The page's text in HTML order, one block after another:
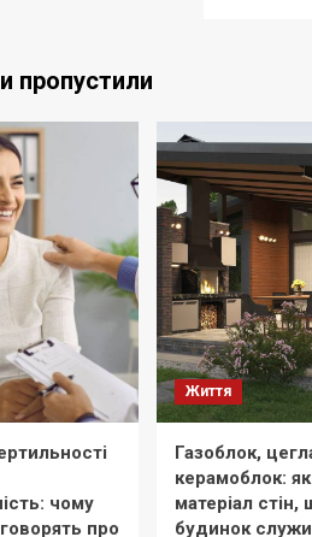
пропустили
чому
про
Життя
Газоблок,
керамоблок:
матеріал стін,
будинок